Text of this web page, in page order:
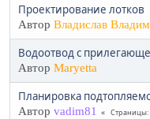
Проектирование лотков
Автор Владислав
Водоотвод с
Автор Maryetta
Планировка
Автор vadim81 Страницы